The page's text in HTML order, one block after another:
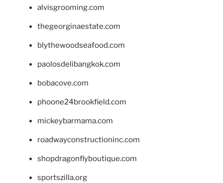
alvisgrooming.com
thegeorginaestate.com
blythewoodseafood.com
paolosdelibangkok.com
bobacove.com
phoone24brookfield.com
mickeybarmama.com
roadwayconstructioninc.com
shopdragonflyboutique.com
sportszilla.org